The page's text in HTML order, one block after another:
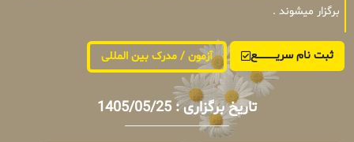
برگزار میشوند .
ثبت نام سریــــــــــــع آزمون / مدرک بین المللی
تاریخ برگزاری : 1405/05/25